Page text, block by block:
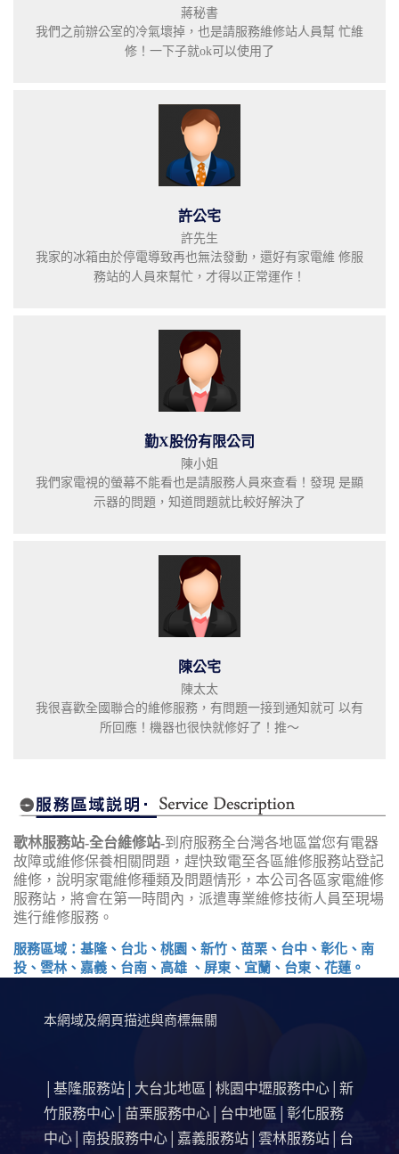
蔣秘書
我們之前辦公室的冷氣壞掉，也是請服務維修站人員幫 忙維
修！一下子就ok可以使用了
許公宅
許先生
我家的冰箱由於停電導致再也無法發動，還好有家電維 修服
務站的人員來幫忙，才得以正常運作！
勤X股份有限公司
陳小姐
我們家電視的螢幕不能看也是請服務人員來查看！發現 是顯
示器的問題，知道問題就比較好解決了
陳公宅
陳太太
我很喜歡全國聯合的維修服務，有問題一接到通知就可 以有
所回應！機器也很快就修好了！推～
歌林服務站-全台維修站-到府服務全台灣各地區當您有電器
故障或維修保養相關問題，趕快致電至各區維修服務站登記
維修，說明家電維修種類及問題情形，本公司各區家電維修
服務站，將會在第一時間內，派遣專業維修技術人員至現場
進行維修服務。
服務區域：基隆、台北、桃園、新竹、苗栗、台中、彰化、南
投、雲林、嘉義、台南、高雄 、屏東、宜蘭、台東、花蓮。
本網域及網頁描述與商標無關
基隆服務站 大台北地區 桃園中壢服務中心
新
竹服務中心
苗栗服務中心 台中地區
彰化服務
中心
南投服務中心 嘉義服務站 雲林服務站 台